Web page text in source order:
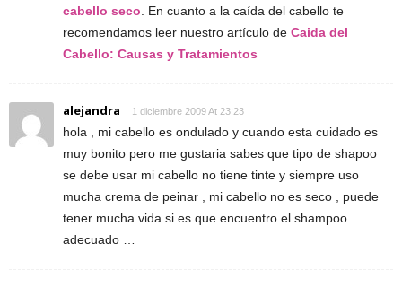
cabello seco . En cuanto a la caída del cabello te
recomendamos leer nuestro artículo de Caida del
Cabello: Causas y Tratamientos
alejandra 1 diciembre 2009 At 23:23
hola , mi cabello es ondulado y cuando esta cuidado es
muy bonito pero me gustaria sabes que tipo de shapoo
se debe usar mi cabello no tiene tinte y siempre uso
mucha crema de peinar , mi cabello no es seco , puede
tener mucha vida si es que encuentro el shampoo
adecuado …